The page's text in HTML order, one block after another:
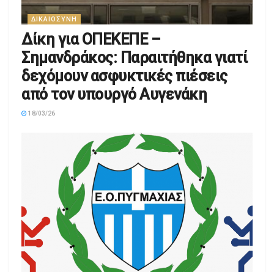
Δίκη για ΟΠΕΚΕΠΕ –
Σημανδράκος: Παραιτήθηκα γιατί
δεχόμουν ασφυκτικές πιέσεις
από τον υπουργό Αυγενάκη
18/03/26
ΑΘΛΗΤΙΣΜΌΣ